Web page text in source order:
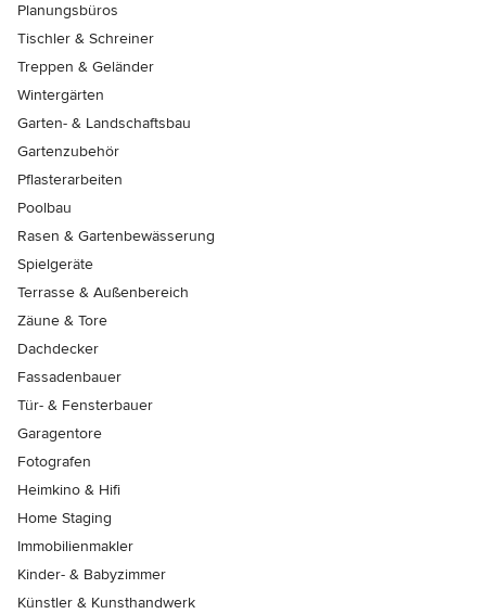
Planungsbüros
Tischler & Schreiner
Treppen & Geländer
Wintergärten
Garten- & Landschaftsbau
Gartenzubehör
Pflasterarbeiten
Poolbau
Rasen & Gartenbewässerung
Spielgeräte
Terrasse & Außenbereich
Zäune & Tore
Dachdecker
Fassadenbauer
Tür- & Fensterbauer
Garagentore
Fotografen
Heimkino & Hifi
Home Staging
Immobilienmakler
Kinder- & Babyzimmer
Künstler & Kunsthandwerk